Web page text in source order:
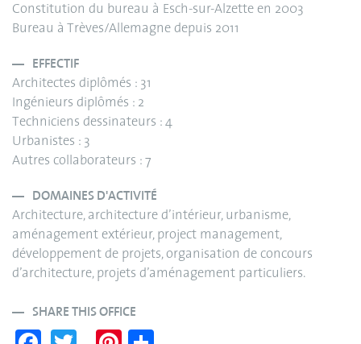
Constitution du bureau à Esch-sur-Alzette en 2003
Bureau à Trèves/Allemagne depuis 2011
EFFECTIF
Architectes diplômés : 31
Ingénieurs diplômés : 2
Techniciens dessinateurs : 4
Urbanistes : 3
Autres collaborateurs : 7
DOMAINES D'ACTIVITÉ
Architecture, architecture d’intérieur, urbanisme,
aménagement extérieur, project management,
développement de projets, organisation de concours
d’architecture, projets d’aménagement particuliers.
SHARE THIS OFFICE